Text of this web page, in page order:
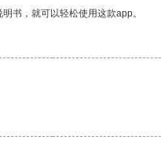
书，就可以轻松使用这款app。